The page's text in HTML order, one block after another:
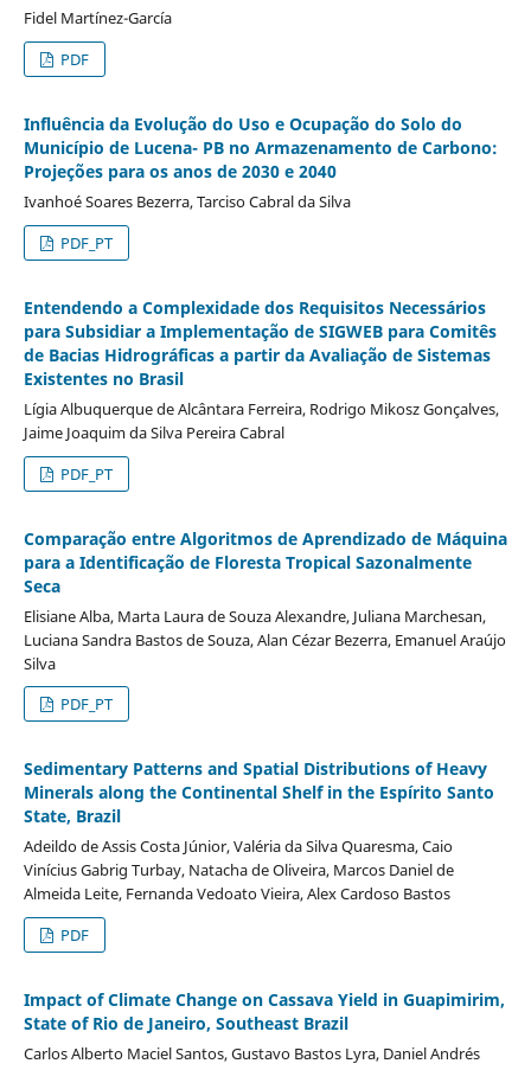
Fidel Martínez-García
PDF
Influência da Evolução do Uso e Ocupação do Solo do
Município de Lucena- PB no Armazenamento de Carbono:
Projeções para os anos de 2030 e 2040
Ivanhoé Soares Bezerra, Tarciso Cabral da Silva
PDF_PT
Entendendo a Complexidade dos Requisitos Necessários
para Subsidiar a Implementação de SIGWEB para Comitês
de Bacias Hidrográficas a partir da Avaliação de Sistemas
Existentes no Brasil
Lígia Albuquerque de Alcântara Ferreira, Rodrigo Mikosz Gonçalves,
Jaime Joaquim da Silva Pereira Cabral
PDF_PT
Comparação entre Algoritmos de Aprendizado de Máquina
para a Identificação de Floresta Tropical Sazonalmente
Seca
Elisiane Alba, Marta Laura de Souza Alexandre, Juliana Marchesan,
Luciana Sandra Bastos de Souza, Alan Cézar Bezerra, Emanuel Araújo
Silva
PDF_PT
Sedimentary Patterns and Spatial Distributions of Heavy
Minerals along the Continental Shelf in the Espírito Santo
State, Brazil
Adeildo de Assis Costa Júnior, Valéria da Silva Quaresma, Caio
Vinícius Gabrig Turbay, Natacha de Oliveira, Marcos Daniel de
Almeida Leite, Fernanda Vedoato Vieira, Alex Cardoso Bastos
PDF
Impact of Climate Change on Cassava Yield in Guapimirim,
State of Rio de Janeiro, Southeast Brazil
Carlos Alberto Maciel Santos, Gustavo Bastos Lyra, Daniel Andrés